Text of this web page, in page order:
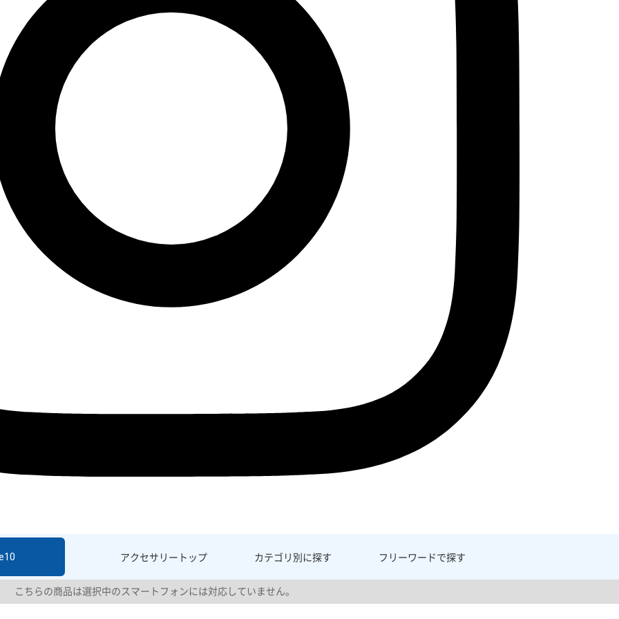
アクセサリー トップ カテゴリ別に探す フリーワードで探す
こちらの商品は選択中のスマートフォンには対応していません。